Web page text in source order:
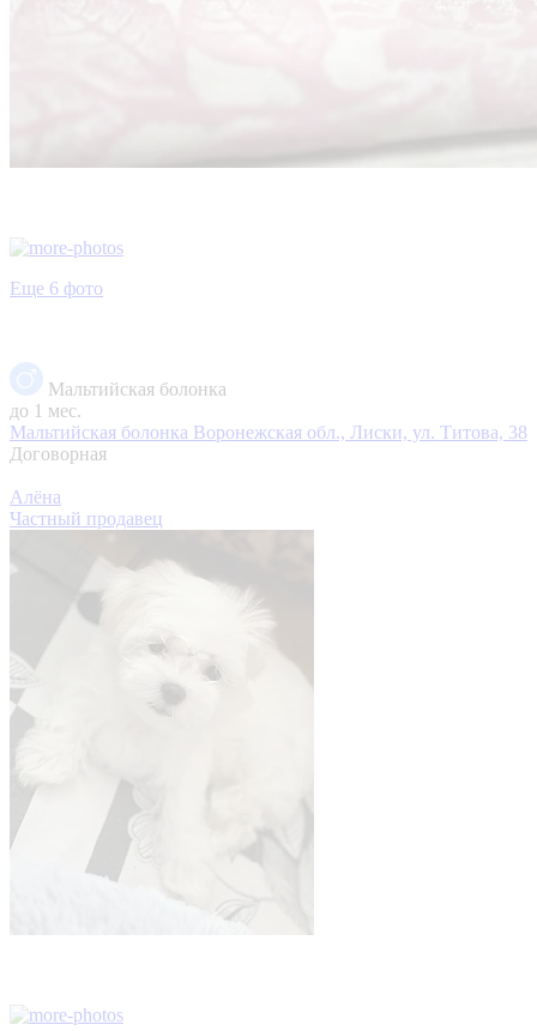
Еще 6 фото
Мальтийская болонка
до 1 мес.
Мальтийская болонка Воронежская обл., Лиски, ул. Титова, 38
Договорная
Алёна
Частный продавец